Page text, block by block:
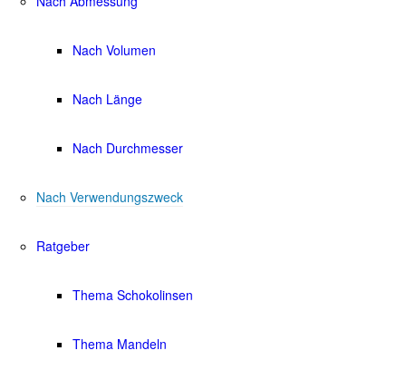
Nach Volumen
Nach Länge
Nach Durchmesser
Nach Verwendungszweck
Ratgeber
Thema Schokolinsen
Thema Mandeln